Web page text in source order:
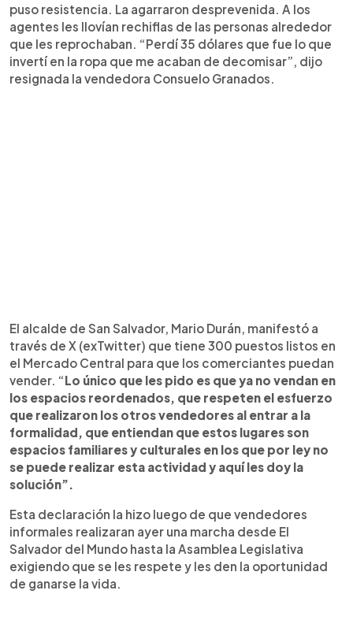
puso resistencia. La agarraron desprevenida. A los
agentes les llovían rechiflas de las personas alrededor
que les reprochaban. “Perdí 35 dólares que fue lo que
invertí en la ropa que me acaban de decomisar”, dijo
resignada la vendedora Consuelo Granados.
El alcalde de San Salvador, Mario Durán, manifestó a
través de X (exTwitter) que tiene 300 puestos listos en
el Mercado Central para que los comerciantes puedan
vender. “Lo único que les pido es que ya no vendan en
los espacios reordenados, que respeten el esfuerzo
que realizaron los otros vendedores al entrar a la
formalidad, que entiendan que estos lugares son
espacios familiares y culturales en los que por ley no
se puede realizar esta actividad y aquí les doy la
solución”.
Esta declaración la hizo luego de que vendedores
informales realizaran ayer una marcha desde El
Salvador del Mundo hasta la Asamblea Legislativa
exigiendo que se les respete y les den la oportunidad
de ganarse la vida.